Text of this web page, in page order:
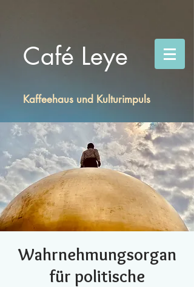
Café Leye
Kaffeehaus und Kulturimpuls
Wahrnehmungsorgan
für politische